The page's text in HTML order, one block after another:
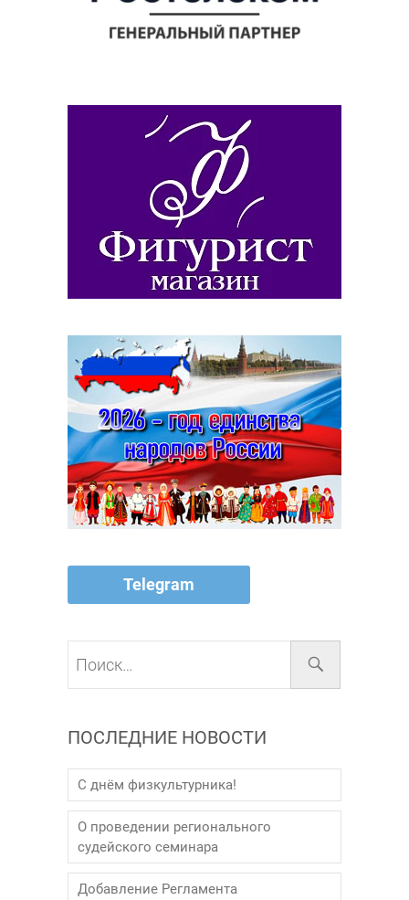
Telegram
ПОСЛЕДНИЕ НОВОСТИ
С днём физкультурника!
О проведении регионального
судейского семинара
Добавление Регламента